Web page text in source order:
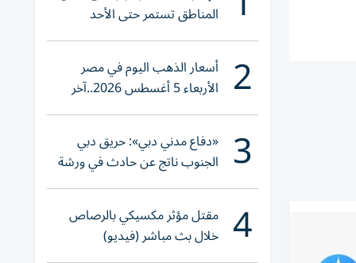
المناطق تستمر حتى الأحد
2 أسعار الذهب اليوم في مصر
الأربعاء 5 أغسطس 2026..آخر
تحديث لعيار 21
3 «دفاع مدني دبي»: حريق دبي
الجنوب ناتج عن حادث في ورشة
ولا إصابات
4 مقتل مؤثر مكسيكي بالرصاص
خلال بث مباشر (فيديو)